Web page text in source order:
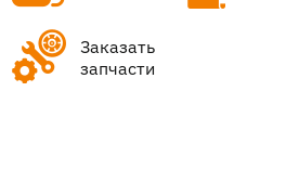
Заказать
запчасти